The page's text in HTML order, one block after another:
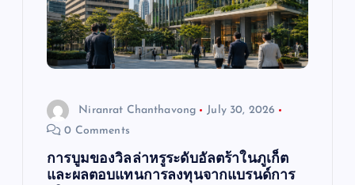
Niranrat Chanthavong
July 30, 2026
0 Comments
การบูมของวิลล่าหรูระดับอัลตร้าในภูเก็ต
และผลตอบแทนการลงทุนจากแบรนด์การ